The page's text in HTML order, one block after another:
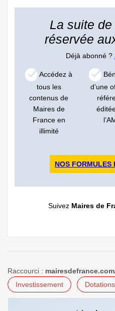
La suite
réservée
Déjà abonné ?
Accédez à
tous les
contenus de
Maires de
France en
illimité
d’une
NOS FORMULES
Suivez Maires de
Raccourci :
Investissement
Dotations